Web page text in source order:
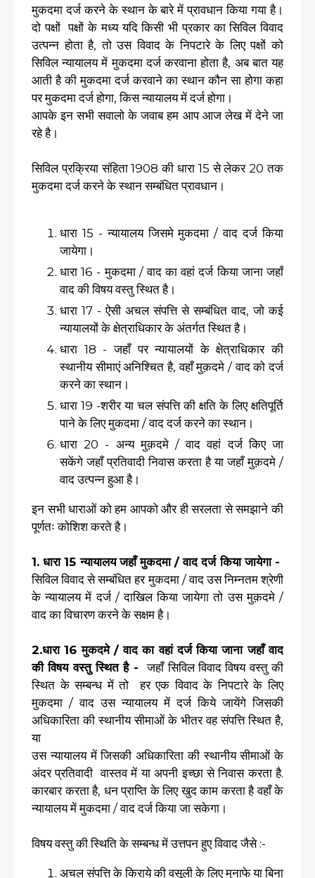
मुकदमा दर्ज करने के स्थान के बारे में प्रावधान किया गया है।
दो पक्षों पक्षों के मध्य यदि किसी भी प्रकार का सिविल विवाद
उत्पन्न होता है, तो उस विवाद के निपटारे के लिए पक्षों को
सिविल न्यायालय में मुकदमा दर्ज करवाना होता है, अब बात यह
आती है की मुकदमा दर्ज करवाने का स्थान कौन सा होगा कहा
पर मुकदमा दर्ज होगा, किस न्यायालय में दर्ज होगा।
आपके इन सभी सवालो के जवाब हम आप आज लेख में देने जा
रहे है।
सिविल प्रक्रिया संहिता 1908 की धारा 15 से लेकर 20 तक
मुकदमा दर्ज करने के स्थान सम्बंधित प्रावधान।
धारा 15 - न्यायालय जिसमे मुकदमा / वाद दर्ज किया
जायेगा।
धारा 16 - मुकदमा / वाद का वहां दर्ज किया जाना जहाँ
वाद की विषय वस्तु स्थित है।
धारा 17 - ऐसी अचल संपत्ति से सम्बंधित वाद, जो कई
न्यायालयों के क्षेत्राधिकार के अंतर्गत स्थित है।
धारा 18 - जहाँ पर न्यायालयों के क्षेत्राधिकार की
स्थानीय सीमाएं अनिश्चित है, वहाँ मुक़दमे / वाद को दर्ज
करने का स्थान।
धारा 19 -शरीर या चल संपत्ति की क्षति के लिए क्षतिपूर्ति
पाने के लिए मुकदमा / वाद दर्ज करने का स्थान।
धारा 20 - अन्य मुक़दमे / वाद वहां दर्ज किए जा
सकेंगे जहाँ प्रतिवादी निवास करता है या जहाँ मुक़दमे /
वाद उत्पन्न हुआ है।
इन सभी धाराओं को हम आपको और ही सरलता से समझाने की
पूर्णतः कोशिश करते है।
1. धारा 15 न्यायालय जहाँ मुकदमा / वाद दर्ज किया जायेगा -
सिविल विवाद से सम्बंधित हर मुकदमा / वाद उस निम्नतम श्रेणी
के न्यायालय में दर्ज / दाखिल किया जायेगा तो उस मुक़दमे /
वाद का विचारण करने के सक्षम है।
2.धारा 16 मुकदमे / वाद का वहां दर्ज किया जाना जहाँ वाद
की विषय वस्तु स्थित है -जहाँ सिविल विवाद विषय वस्तु की
स्थित के सम्बन्ध में तो हर एक विवाद के निपटारे के लिए
मुकदमा / वाद उस न्यायालय में दर्ज किये जायेंगे जिसकी
अधिकारिता की स्थानीय सीमाओं के भीतर वह संपत्ति स्थित है,
या
उस न्यायालय में जिसकी अधिकारिता की स्थानीय सीमाओं के
अंदर प्रतिवादी वास्तव में या अपनी इच्छा से निवास करता है.
कारबार करता है, धन प्राप्ति के लिए खुद काम करता है वहाँ के
न्यायालय में मुकदमा / वाद दर्ज किया जा सकेगा।
विषय वस्तु की स्थिति के सम्बन्ध में उत्तपन हुए विवाद जैसे :-
अचल संपत्ति के किराये की वसूली के लिए मुनाफे या बिना